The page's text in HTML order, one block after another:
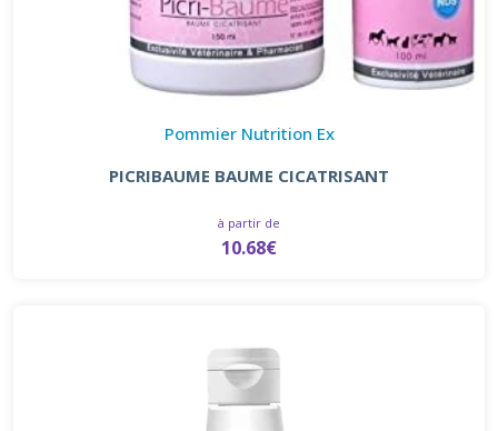
Pommier Nutrition Ex
PICRIBAUME BAUME CICATRISANT
à partir de
10.68€